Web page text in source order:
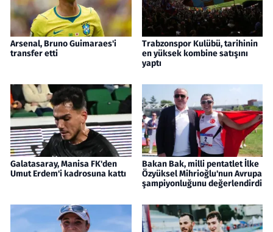
Arsenal, Bruno Guimaraes'i
transfer etti
Trabzonspor Kulübü, tarihinin
en yüksek kombine satışını
yaptı
Galatasaray, Manisa FK'den
Umut Erdem'i kadrosuna kattı
Bakan Bak, milli pentatlet İlke
Özyüksel Mihrioğlu'nun Avrupa
şampiyonluğunu değerlendirdi